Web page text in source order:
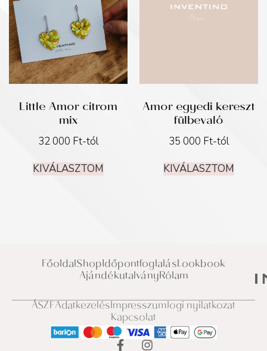
Little Amor citrom
mix
32 000 Ft-tól
KIVÁLASZTOM
Amor egyedi kereszt
fülbevaló
35 000 Ft-tól
KIVÁLASZTOM
FőoldalShopIdőpontfoglalásLookbook
AjándékutalványRólam
ÁSZFAdatkezelésImpresszumJogi nyilatkozat
Kapcsolat